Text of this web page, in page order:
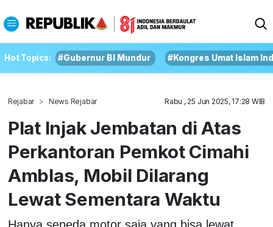
Hot Topics: #Gubernur BI Mundur #Kongres Umat Islam
Rejabar News Rejabar Rabu , 25 Jun 2025, 17:28 WIB
Plat Injak Jembatan di Atas
Perkantoran Pemkot Cimahi
Amblas, Mobil Dilarang
Lewat Sementara Waktu
Hanya sepeda motor saja yang bisa lewat